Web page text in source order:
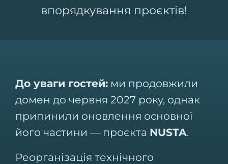
впорядкування проєктів!
До уваги гостей: ми продовжили
домен до червня 2027 року, однак
припинили оновлення основної
його частини — проєкта NUSTA.
Реорганізація технічного